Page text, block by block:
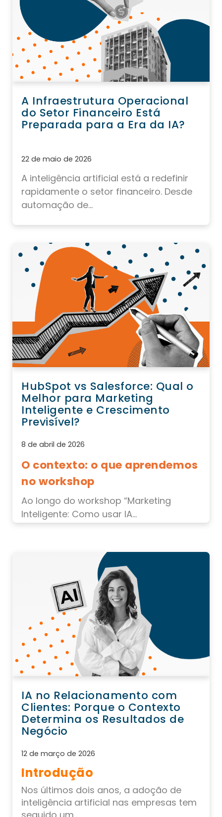
A Infraestrutura Operacional
do Setor Financeiro Está
Preparada para a Era da IA?
22 de maio de 2026
A inteligência artificial está a redefinir
rapidamente o setor financeiro. Desde
automação de...
HubSpot vs Salesforce: Qual o
Melhor para Marketing
Inteligente e Crescimento
Previsível?
8 de abril de 2026
O contexto: o que aprendemos
no workshop
Ao longo do workshop “Marketing
Inteligente: Como usar IA...
IA no Relacionamento com
Clientes: Porque o Contexto
Determina os Resultados de
Negócio
12 de março de 2026
Introdução
Nos últimos dois anos, a adoção de
inteligência artificial nas empresas tem